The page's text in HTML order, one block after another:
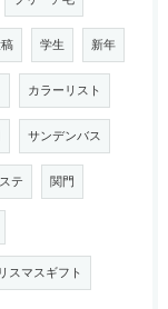
学生 新年
カラーリスト
サンデンバス
テ 関門
スマスギフト